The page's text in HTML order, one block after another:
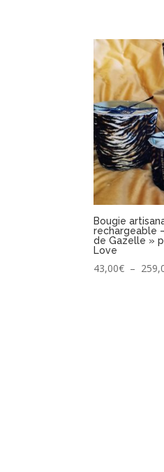
Bougie
rechargeable
de Gazelle »
Love
43,00€ –